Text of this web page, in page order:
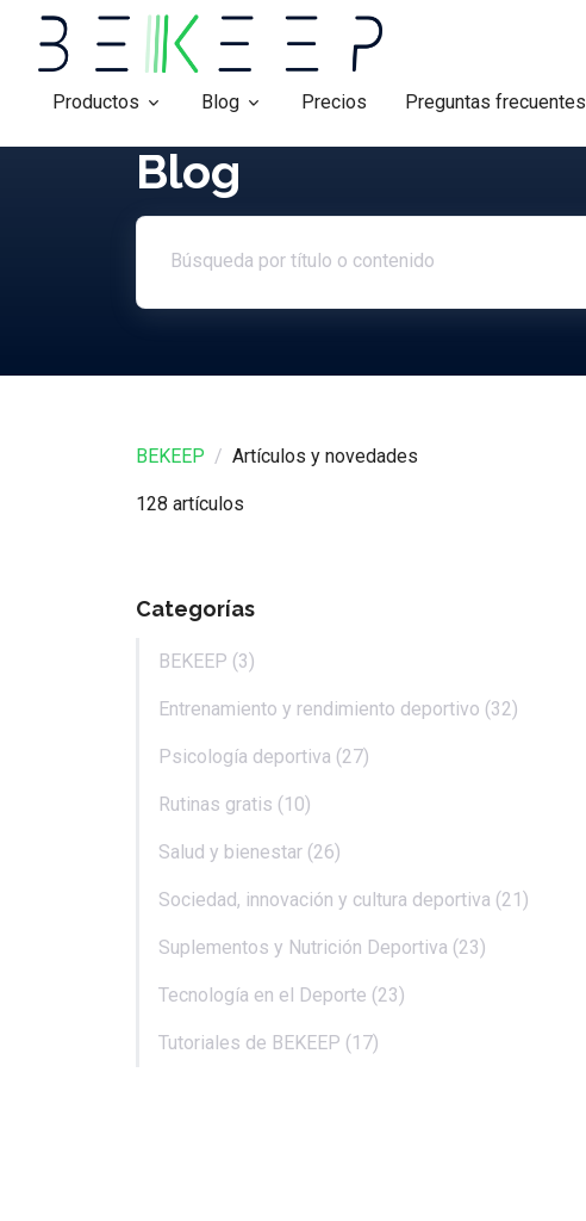
Productos Blog Precios Preguntas frecuentes
Blog
BEKEEP Artículos y novedades
128 artículos
Categorías
BEKEEP (3)
Entrenamiento y rendimiento deportivo (32)
Psicología deportiva (27)
Rutinas gratis (10)
Salud y bienestar (26)
Sociedad, innovación y cultura deportiva (21)
Suplementos y Nutrición Deportiva (23)
Tecnología en el Deporte (23)
Tutoriales de BEKEEP (17)